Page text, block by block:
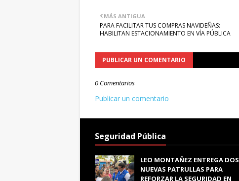
MÁS ANTIGUA
PARA FACILITAR TUS COMPRAS NAVIDEÑAS:
HABILITAN ESTACIONAMIENTO EN VÍA PÚBLICA
PUBLICAR UN COMENTARIO
0 Comentarios
Publicar un comentario
Seguridad Pública
LEO MONTAÑEZ ENTREGA DOS
NUEVAS PATRULLAS PARA
REFORZAR LA SEGURIDAD EN